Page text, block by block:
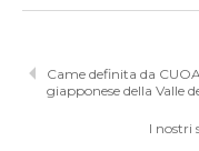
Came definita da
giapponese della Valle
I nostri